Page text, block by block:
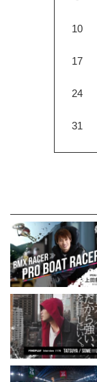
10
17
24
31